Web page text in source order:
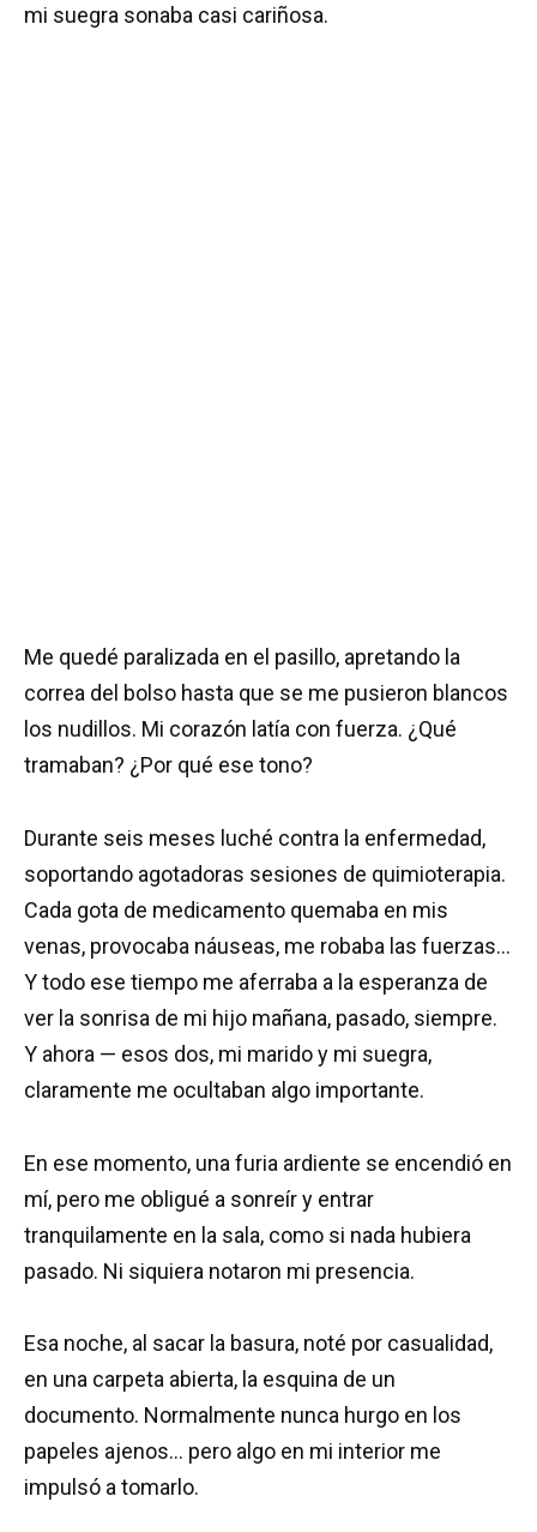
mi suegra sonaba casi cariñosa.
Me quedé paralizada en el pasillo, apretando la
correa del bolso hasta que se me pusieron blancos
los nudillos. Mi corazón latía con fuerza. ¿Qué
tramaban? ¿Por qué ese tono?
Durante seis meses luché contra la enfermedad,
soportando agotadoras sesiones de quimioterapia.
Cada gota de medicamento quemaba en mis
venas, provocaba náuseas, me robaba las fuerzas…
Y todo ese tiempo me aferraba a la esperanza de
ver la sonrisa de mi hijo mañana, pasado, siempre.
Y ahora — esos dos, mi marido y mi suegra,
claramente me ocultaban algo importante.
En ese momento, una furia ardiente se encendió en
mí, pero me obligué a sonreír y entrar
tranquilamente en la sala, como si nada hubiera
pasado. Ni siquiera notaron mi presencia.
Esa noche, al sacar la basura, noté por casualidad,
en una carpeta abierta, la esquina de un
documento. Normalmente nunca hurgo en los
papeles ajenos… pero algo en mi interior me
impulsó a tomarlo.